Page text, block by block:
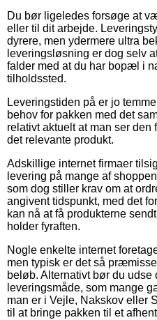
Du bør ligeledes forsøge at
eller til dit arbejde.
dyrere, men ydermere ultra
leveringsløsning er dog selv
falder med at du har bopæl i
tilholdssted.
Leveringstiden på er jo
behov for pakken med det
relativt aktuelt at man ser
det relevante produkt.
Adskillige internet firmaer
levering på mange af
som dog stiller krav om at
angivent tidspunkt, med det
kan nå at få produkterne
holder fyraften.
Nogle enkelte internet
men typisk er det så
beløb. Alternativt bør du
leveringsmåde, som mange
man er i Vejle, Nakskov eller
til at bringe pakken til et